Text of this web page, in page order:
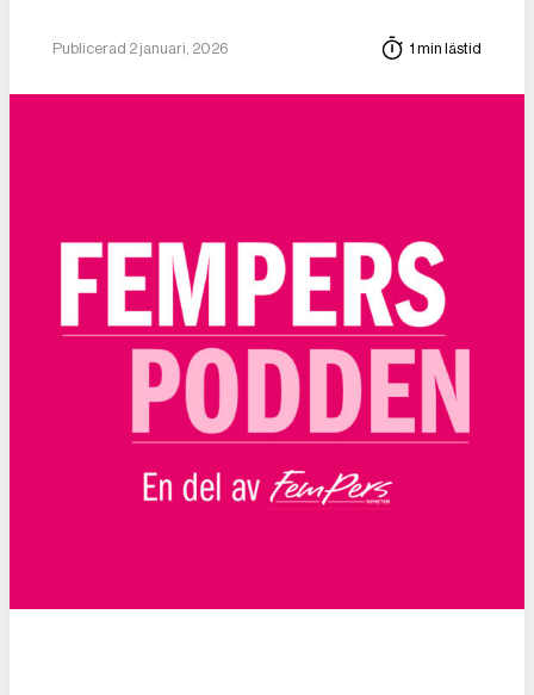
Publicerad 2 januari, 2026 1 min lästid